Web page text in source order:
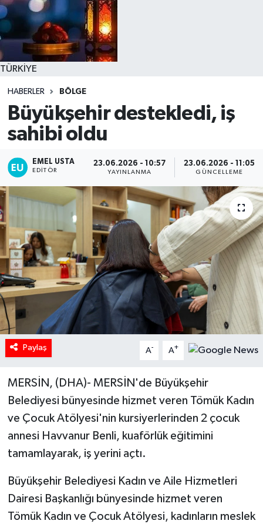
TÜRKİYE
HABERLER BÖLGE
Büyükşehir destekledi, iş
sahibi oldu
EMEL USTA
EDITÖR
23.06.2026 - 10:57
YAYINLANMA
23.06.2026 - 11:05
GÜNCELLEME
Paylaş A- A+
MERSİN, (DHA)- MERSİN'de Büyükşehir
Belediyesi bünyesinde hizmet veren Tömük Kadın
ve Çocuk Atölyesi'nin kursiyerlerinden 2 çocuk
annesi Havvanur Benli, kuaförlük eğitimini
tamamlayarak, iş yerini açtı.
Büyükşehir Belediyesi Kadın ve Aile Hizmetleri
Dairesi Başkanlığı bünyesinde hizmet veren
Tömük Kadın ve Çocuk Atölyesi, kadınların meslek